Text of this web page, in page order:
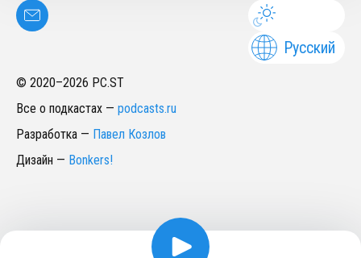
Русский
© 2020–2026 PC.ST
Все о подкастах — podcasts.ru
Разработка — Павел Козлов
Дизайн — Bonkers!